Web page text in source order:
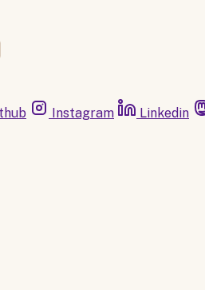
Instagram Linkedin